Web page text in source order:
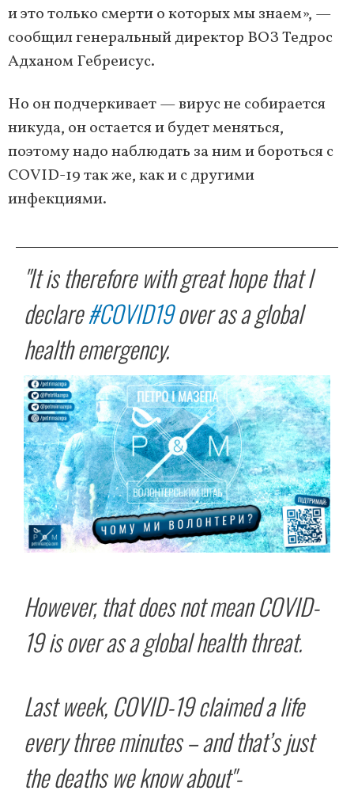
и это только смерти о которых мы знаем», —
сообщил генеральный директор ВОЗ Тедрос
Адханом Гебреисус.
Но он подчеркивает — вирус не собирается
никуда, он остается и будет меняться,
поэтому надо наблюдать за ним и бороться с
COVID-19 так же, как и с другими
инфекциями.
"It is therefore with great hope that I
declare#COVID19over as a global
health emergency.
However, that does not mean COVID-
19 is over as a global health threat.
Last week, COVID-19 claimed a life
every three minutes – and that’s just
the deaths we know about"-